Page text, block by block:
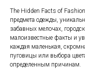
The Hidden Facts of
предмета одежды,
забавных мелочах,
малоизвестные факты и
каждая маленькая,
пуговицы или выбора
определенным причинам.